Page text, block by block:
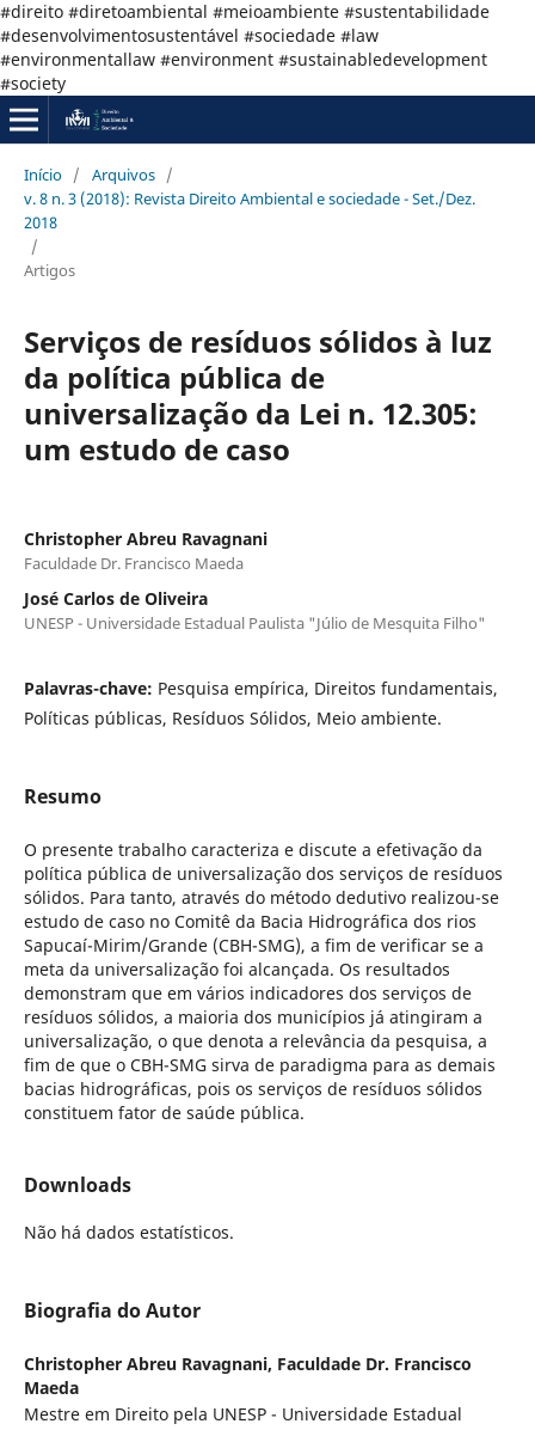
#direito #diretoambiental #meioambiente #sustentabilidade
#desenvolvimentosustentável #sociedade #law
#environmentallaw #environment #sustainabledevelopment
#society
Início / Arquivos /
v. 8 n. 3 (2018): Revista Direito Ambiental e sociedade - Set./Dez.
2018
/
Artigos
Serviços de resíduos sólidos à luz
da política pública de
universalização da Lei n. 12.305:
um estudo de caso
Christopher Abreu Ravagnani
Faculdade Dr. Francisco Maeda
José Carlos de Oliveira
UNESP - Universidade Estadual Paulista "Júlio de Mesquita Filho"
Palavras-chave: Pesquisa empírica, Direitos fundamentais,
Políticas públicas, Resíduos Sólidos, Meio ambiente.
Resumo
O presente trabalho caracteriza e discute a efetivação da
política pública de universalização dos serviços de resíduos
sólidos. Para tanto, através do método dedutivo realizou-se
estudo de caso no Comitê da Bacia Hidrográfica dos rios
Sapucaí-Mirim/Grande (CBH-SMG), a fim de verificar se a
meta da universalização foi alcançada. Os resultados
demonstram que em vários indicadores dos serviços de
resíduos sólidos, a maioria dos municípios já atingiram a
universalização, o que denota a relevância da pesquisa, a
fim de que o CBH-SMG sirva de paradigma para as demais
bacias hidrográficas, pois os serviços de resíduos sólidos
constituem fator de saúde pública.
Downloads
Não há dados estatísticos.
Biografia do Autor
Christopher Abreu Ravagnani, Faculdade Dr. Francisco
Maeda
Mestre em Direito pela UNESP - Universidade Estadual